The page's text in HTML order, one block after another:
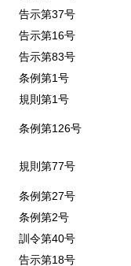
告示第37号
告示第16号
告示第83号
条例第1号
規則第1号
条例第126号
規則第77号
条例第27号
条例第2号
訓令第40号
告示第18号